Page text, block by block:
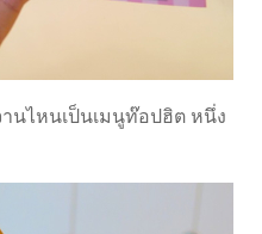
านไหนเป็นเมนูท๊อปฮิต หนึ่ง